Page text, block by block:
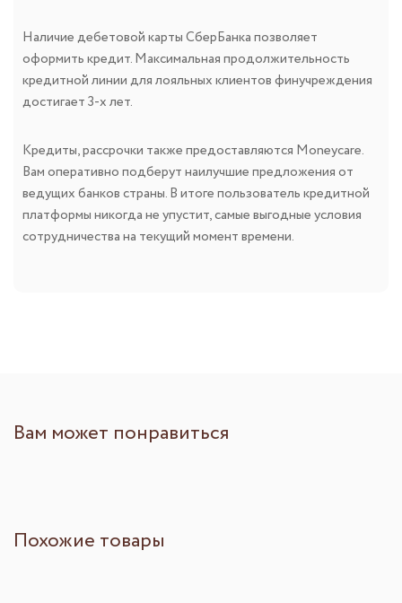
Наличие дебетовой карты СберБанка позволяет
оформить кредит. Максимальная продолжительность
кредитной линии для лояльных клиентов финучреждения
достигает 3-х лет.
Кредиты, рассрочки также предоставляются Moneycare.
Вам оперативно подберут наилучшие предложения от
ведущих банков страны. В итоге пользователь кредитной
платформы никогда не упустит, самые выгодные условия
сотрудничества на текущий момент времени.
Вам может понравиться
Похожие товары